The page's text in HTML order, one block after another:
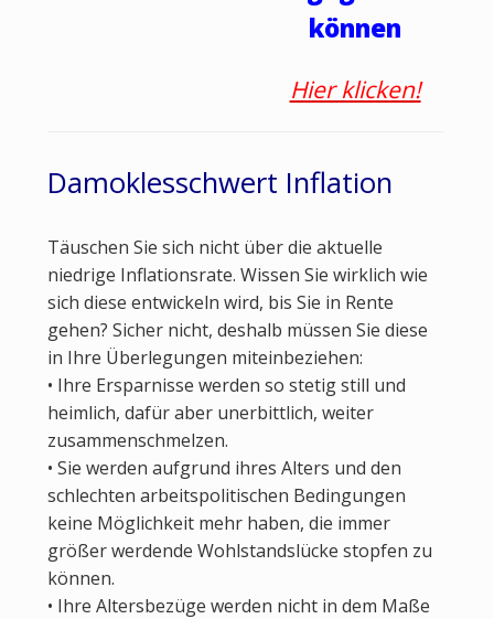
können
Hier klicken!
Damoklesschwert Inflation
Täuschen Sie sich nicht über die aktuelle
niedrige Inflationsrate. Wissen Sie wirklich wie
sich diese entwickeln wird, bis Sie in Rente
gehen? Sicher nicht, deshalb müssen Sie diese
in Ihre Überlegungen miteinbeziehen:
• Ihre Ersparnisse werden so stetig still und
heimlich, dafür aber unerbittlich, weiter
zusammenschmelzen.
• Sie werden aufgrund ihres Alters und den
schlechten arbeitspolitischen Bedingungen
keine Möglichkeit mehr haben, die immer
größer werdende Wohlstandslücke stopfen zu
können.
• Ihre Altersbezüge werden nicht in dem Maße